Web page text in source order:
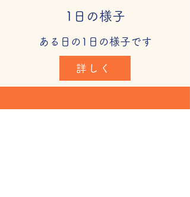
1日の様子
​ある日の1日の様子です
詳しく